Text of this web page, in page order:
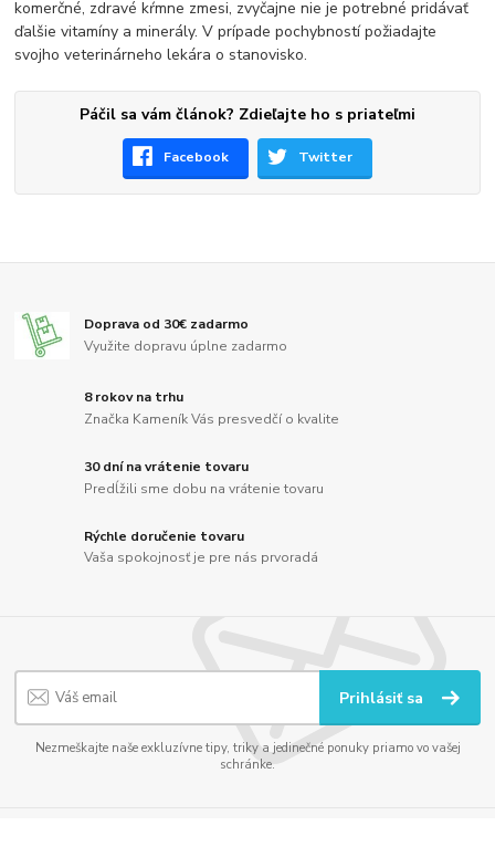
komerčné, zdravé kŕmne zmesi, zvyčajne nie je potrebné pridávať
ďalšie vitamíny a minerály. V prípade pochybností požiadajte
svojho veterinárneho lekára o stanovisko.
Páčil sa vám článok? Zdieľajte ho s priateľmi
Facebook Twitter
Doprava od 30€ zadarmo
Využite dopravu úplne zadarmo
8 rokov na trhu
Značka Kameník Vás presvedčí o kvalite
30 dní na vrátenie tovaru
Predĺžili sme dobu na vrátenie tovaru
Rýchle doručenie tovaru
Vaša spokojnosť je pre nás prvoradá
Prihlásiť sa
Nezmeškajte naše exkluzívne tipy, triky a jedinečné ponuky priamo vo vašej
schránke.